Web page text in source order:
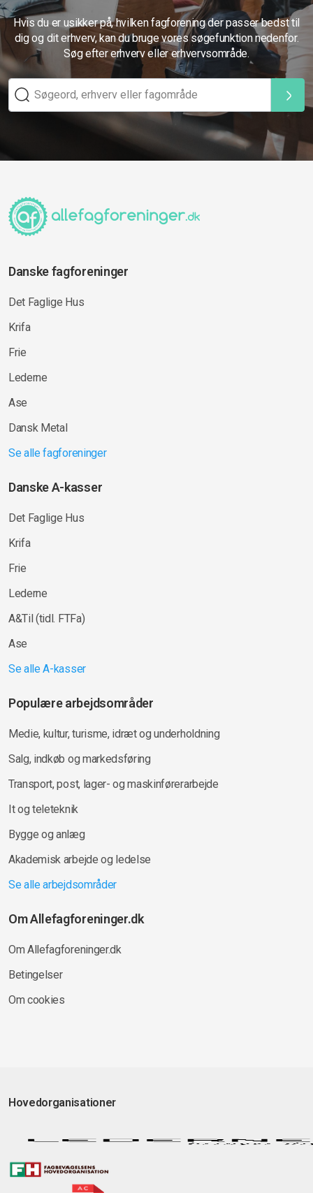
Hvis du er usikker på, hvilken fagforening der passer bedst til
dig og dit erhverv, kan du bruge vores søgefunktion nedenfor.
Søg efter erhverv eller erhvervsområde.
Danske fagforeninger
Det Faglige Hus
Krifa
Frie
Lederne
Ase
Dansk Metal
Se alle fagforeninger
Danske A-kasser
Det Faglige Hus
Krifa
Frie
Lederne
A&Til (tidl. FTFa)
Ase
Se alle A-kasser
Populære arbejdsområder
Medie, kultur, turisme, idræt og underholdning
Salg, indkøb og markedsføring
Transport, post, lager- og maskinførerarbejde
It og teleteknik
Bygge og anlæg
Akademisk arbejde og ledelse
Se alle arbejdsområder
Om Allefagforeninger.dk
Om Allefagforeninger.dk
Betingelser
Om cookies
Hovedorganisationer